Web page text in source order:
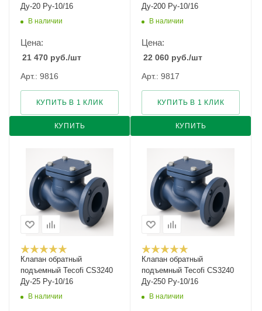
Ду-20 Ру-10/16
В наличии
Цена:
21 470 руб./шт
Арт.: 9816
КУПИТЬ
КУПИТЬ В 1 КЛИК
Ду-200 Ру-10/16
В наличии
Цена:
22 060 руб./шт
Арт.: 9817
КУПИТЬ
КУПИТЬ В 1 КЛИК
Клапан обратный
подъемный Tecofi CS3240
Ду-25 Ру-10/16
В наличии
Клапан обратный
подъемный Tecofi CS3240
Ду-250 Ру-10/16
В наличии